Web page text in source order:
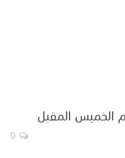
الخميس المقبل